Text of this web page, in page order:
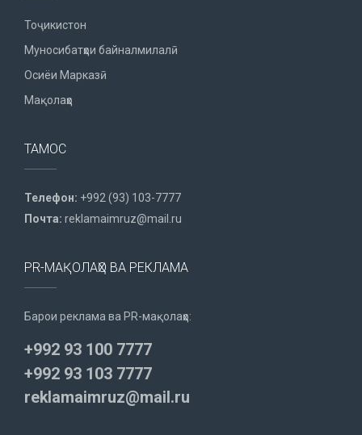
Тоҷикистон
Муносибатҳои байналмилалӣ
Осиёи Марказӣ
Мақолаҳо
ТАМОС
Телефон: +992 (93) 103-7777
Почта: reklamaimruz@mail.ru
PR-МАҚОЛАҲО ВА РЕКЛАМА
Барои реклама ва PR-мақолаҳо:
+992 93 100 7777
+992 93 103 7777
reklamaimruz@mail.ru